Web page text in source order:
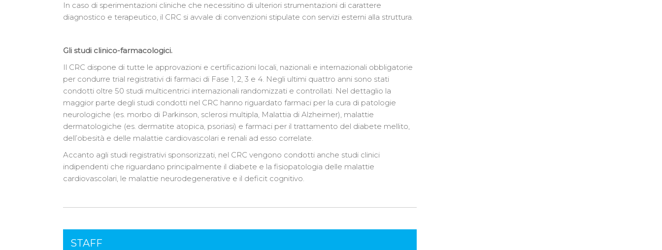
In caso di sperimentazioni cliniche che necessitino di ulteriori strumentazioni di carattere
diagnostico e terapeutico, il CRC si avvale di convenzioni stipulate con servizi esterni alla struttura.
Gli studi clinico-farmacologici.
Il CRC dispone di tutte le approvazioni e certificazioni locali, nazionali e internazionali obbligatorie
per condurre trial registrativi di farmaci di Fase 1, 2, 3 e 4. Negli ultimi quattro anni sono stati
condotti oltre 50 studi multicentrici internazionali randomizzati e controllati. Nel dettaglio la
maggior parte degli studi condotti nel CRC hanno riguardato farmaci per la cura di patologie
neurologiche (es. morbo di Parkinson, sclerosi multipla, Malattia di Alzheimer), malattie
dermatologiche (es. dermatite atopica, psoriasi) e farmaci per il trattamento del diabete mellito,
dell’obesità e delle malattie cardiovascolari e renali ad esso correlate.
Accanto agli studi registrativi sponsorizzati, nel CRC vengono condotti anche studi clinici
indipendenti che riguardano principalmente il diabete e la fisiopatologia delle malattie
cardiovascolari, le malattie neurodegenerative e il deficit cognitivo.
STAFF